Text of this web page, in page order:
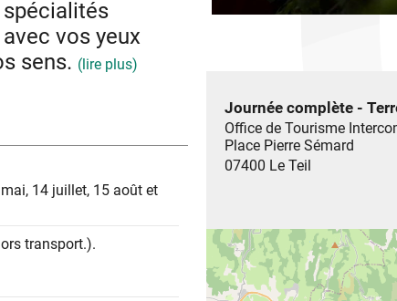
vos yeux
sens. (lire plus)
ardéchois
14 juillet, 15 août et
transport.).
Journée complète -
Office de Tourisme
Place Pierre Sémard
07400 Le Teil